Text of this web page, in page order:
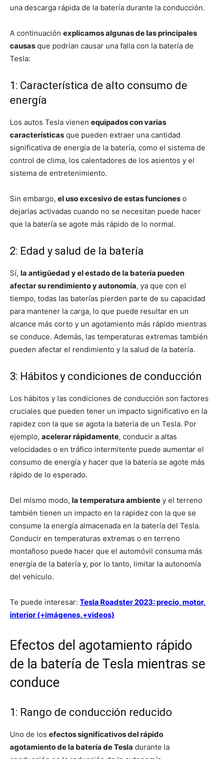
una descarga rápida de la batería durante la conducción.
A continuación explicamos algunas de las principales
causas que podrían causar una falla con la batería de
Tesla:
1: Característica de alto consumo de
energía
Los autos Tesla vienen equipados con varias
características que pueden extraer una cantidad
significativa de energía de la batería, como el sistema de
control de clima, los calentadores de los asientos y el
sistema de entretenimiento.
Sin embargo, el uso excesivo de estas funciones o
dejarlas activadas cuando no se necesitan puede hacer
que la batería se agote más rápido de lo normal.
2: Edad y salud de la batería
Sí, la antigüedad y el estado de la batería pueden
afectar su rendimiento y autonomía, ya que con el
tiempo, todas las baterías pierden parte de su capacidad
para mantener la carga, lo que puede resultar en un
alcance más corto y un agotamiento más rápido mientras
se conduce. Además, las temperaturas extremas también
pueden afectar el rendimiento y la salud de la batería.
3: Hábitos y condiciones de conducción
Los hábitos y las condiciones de conducción son factores
cruciales que pueden tener un impacto significativo en la
rapidez con la que se agota la batería de un Tesla. Por
ejemplo, acelerar rápidamente, conducir a altas
velocidades o en tráfico intermitente puede aumentar el
consumo de energía y hacer que la batería se agote más
rápido de lo esperado.
Del mismo modo, la temperatura ambiente y el terreno
también tienen un impacto en la rapidez con la que se
consume la energía almacenada en la batería del Tesla.
Conducir en temperaturas extremas o en terreno
montañoso puede hacer que el automóvil consuma más
energía de la batería y, por lo tanto, limitar la autonomía
del vehículo.
Te puede interesar: Tesla Roadster 2023: precio, motor,
interior (+imágenes,+videos)
Efectos del agotamiento rápido
de la batería de Tesla mientras se
conduce
1: Rango de conducción reducido
Uno de los efectos significativos del rápido
agotamiento de la batería de Tesla durante la